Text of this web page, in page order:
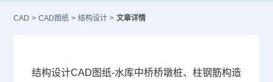
CAD > CAD图纸 > 结构设计 > 文章详情
结构设计CAD图纸-水库中桥桥墩桩、柱钢筋构造